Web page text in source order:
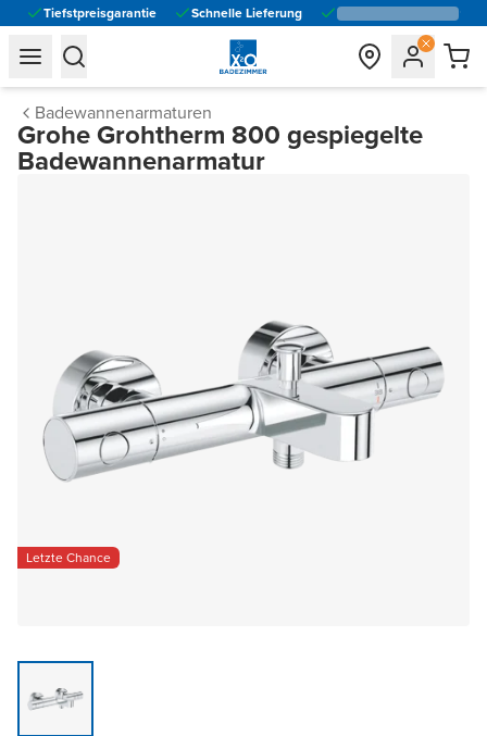
Tiefstpreisgarantie Schnelle Lieferung
general.navigation.toggle_menu.label
general.navigation.toggle_menu.label
Badewannenarmaturen
Grohe Grohtherm 800 gespiegelte
Badewannenarmatur
Letzte Chance